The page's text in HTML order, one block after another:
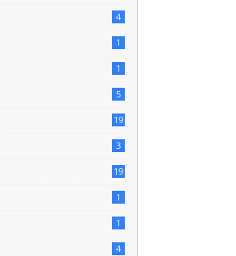
4
1
1
5
19
3
19
1
1
4